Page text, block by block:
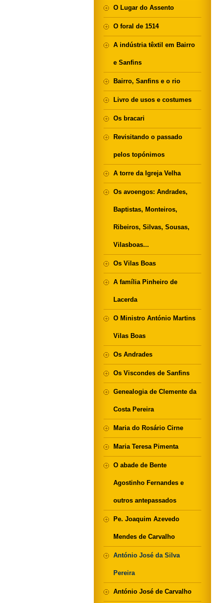
O Lugar do Assento
O foral de 1514
A indústria têxtil em Bairro
e Sanfins
Bairro, Sanfins e o rio
Livro de usos e costumes
Os bracari
Revisitando o passado
pelos topónimos
A torre da Igreja Velha
Os avoengos: Andrades,
Baptistas, Monteiros,
Ribeiros, Silvas, Sousas,
Vilasboas...
Os Vilas Boas
A família Pinheiro de
Lacerda
O Ministro António Martins
Vilas Boas
Os Andrades
Os Viscondes de Sanfins
Genealogia de Clemente da
Costa Pereira
Maria do Rosário Cirne
Maria Teresa Pimenta
O abade de Bente
Agostinho Fernandes e
outros antepassados
Pe. Joaquim Azevedo
Mendes de Carvalho
António José da Silva
Pereira
António José de Carvalho